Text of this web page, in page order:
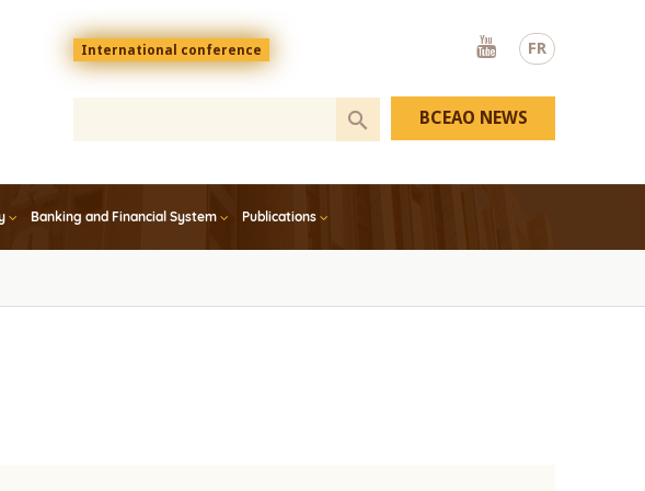
FR
Menu
top
En
International conference
Youtube
Banking and Financial System Publications
BCEAO NEWS